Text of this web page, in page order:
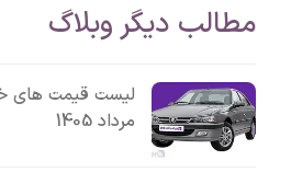
مطالب دیگر وبلاگ
مرداد 1405